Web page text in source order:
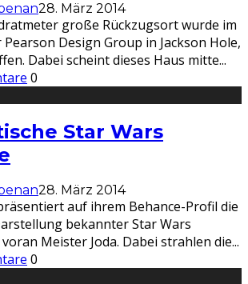
28. März 2014
große Rückzugsort wurde im
Pearson Design Group in Jackson Hole,
Dabei scheint dieses Haus mitte...
0
Star Wars
28. März 2014
auf ihrem Behance-Profil die
bekannter Star Wars
Meister Joda. Dabei strahlen die...
0